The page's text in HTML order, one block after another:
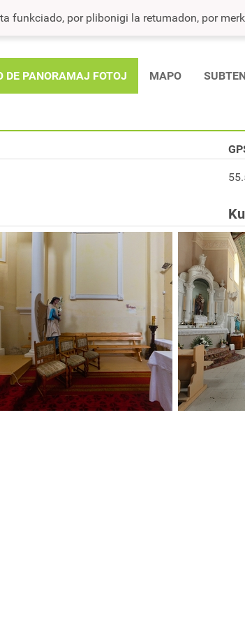
funkciado, por plibonigi la retumadon, por
DE PANORAMAJ FOTOJ MAPO